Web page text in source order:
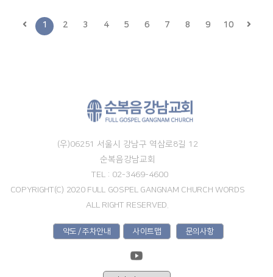
1 2 3 4 5 6 7 8 9 10
(우)06251 서울시 강남구 역삼로8길 12
순복음강남교회
TEL : 02-3469-4600
COPYRIGHT(C) 2020 FULL GOSPEL GANGNAM CHURCH WORDS
ALL RIGHT RESERVED.
약도 / 주차안내 사이트맵 문의사항